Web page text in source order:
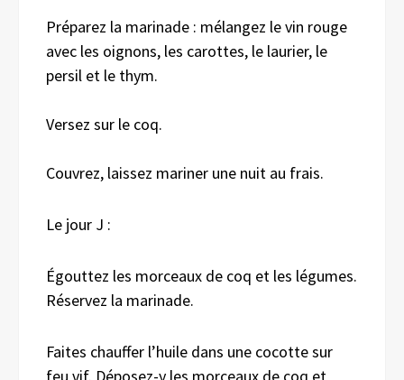
Préparez la marinade : mélangez le vin rouge
avec les oignons, les carottes, le laurier, le
persil et le thym.
Versez sur le coq.
Couvrez, laissez mariner une nuit au frais.
Le jour J :
Égouttez les morceaux de coq et les légumes.
Réservez la marinade.
Faites chauffer l’huile dans une cocotte sur
feu vif. Déposez-y les morceaux de coq et